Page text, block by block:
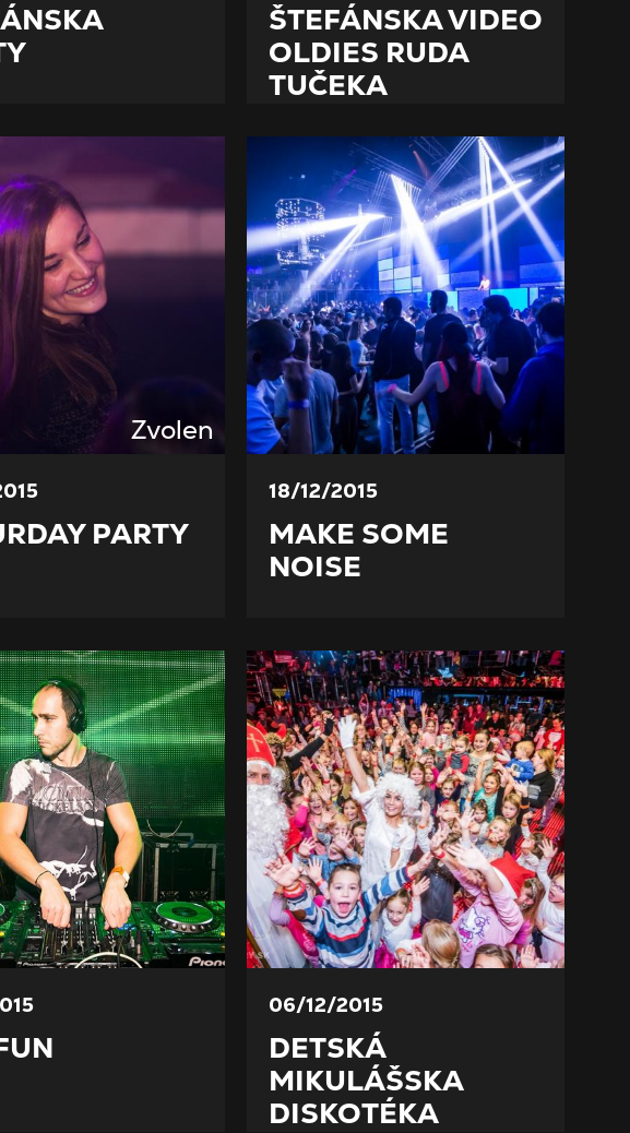
ŠTEFÁNSKA VIDEO
OLDIES RUDA
TUČEKA
Zvolen
PARTY
18/12/2015
MAKE SOME
NOISE
06/12/2015
DETSKÁ
MIKULÁŠSKA
DISKOTÉKA